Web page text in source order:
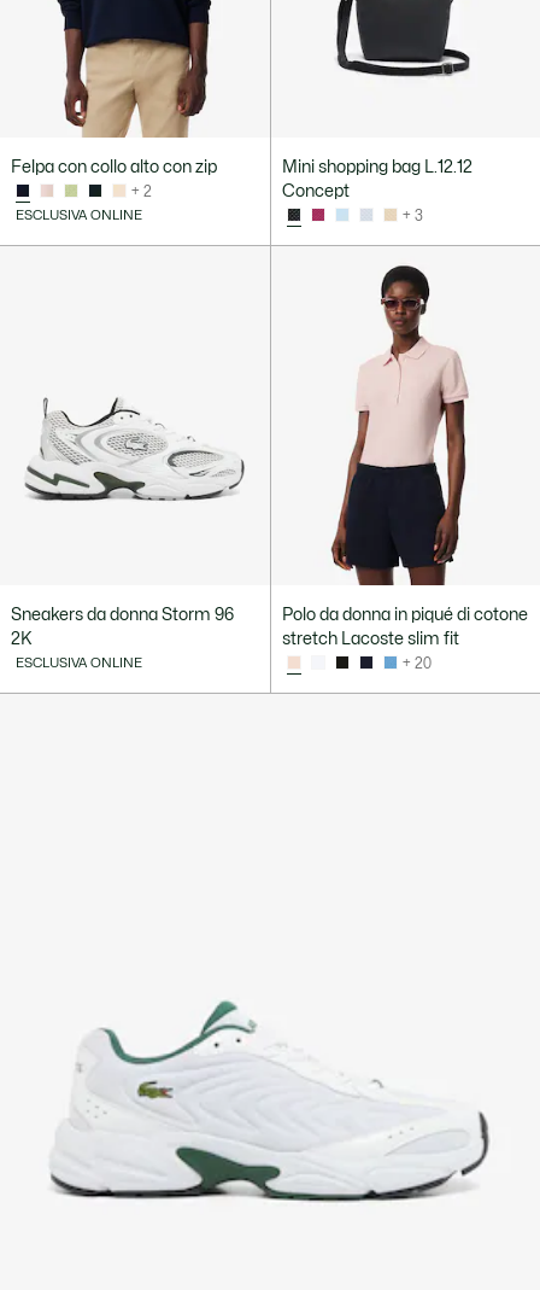
Felpa con collo alto con zip
+ 2
ESCLUSIVA ONLINE
Mini shopping bag L.12.12
Concept
+ 3
Sneakers da donna Storm 96
2K
ESCLUSIVA ONLINE
Polo da donna in piqué di cotone
stretch Lacoste slim fit
+ 20